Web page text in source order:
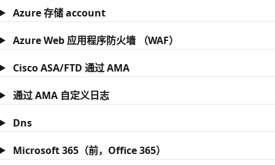
Azure 存储 account
Azure Web 应用程序防火墙 （WAF）
Cisco ASA/FTD 通过 AMA
通过 AMA 自定义日志
Dns
Microsoft 365（前，Office 365）